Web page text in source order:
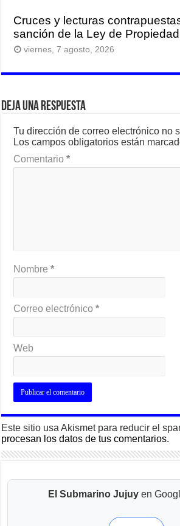
Cruces y lecturas
sanción de la Ley de
viernes, 7 agosto, 2026
Deja una respuesta
Tu dirección de correo electrónico no
Los campos obligatorios están
Comentario*
Nombre*
Correo electrónico*
Web
Este sitio usa Akismet para reducir el
procesan los datos de tus comentarios.
El Submarino Jujuy en